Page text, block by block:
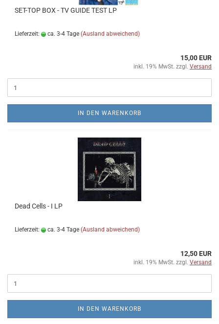
SET​-​TOP BOX - TV GUIDE TEST LP
Lieferzeit: ca. 3-4 Tage (Ausland abweichend)
15,00 EUR
inkl. 19% MwSt. zzgl. Versand
IN DEN WARENKORB
Dead Cells - I LP
Lieferzeit: ca. 3-4 Tage (Ausland abweichend)
12,50 EUR
inkl. 19% MwSt. zzgl. Versand
IN DEN WARENKORB